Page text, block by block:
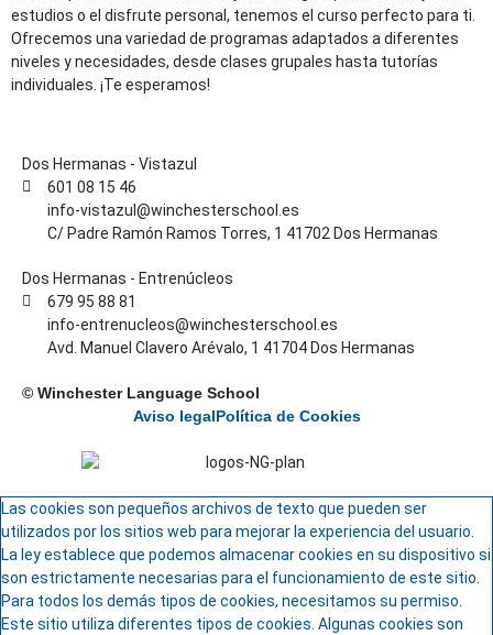
estudios o el disfrute personal, tenemos el curso perfecto para ti.
Ofrecemos una variedad de programas adaptados a diferentes
niveles y necesidades, desde clases grupales hasta tutorías
individuales. ¡Te esperamos!
Dos Hermanas - Vistazul
601 08 15 46
info-vistazul@winchesterschool.es
C/ Padre Ramón Ramos Torres, 1 41702 Dos Hermanas
Dos Hermanas - Entrenúcleos
679 95 88 81
info-entrenucleos@winchesterschool.es
Avd. Manuel Clavero Arévalo, 1 41704 Dos Hermanas
© Winchester Language School
Aviso legalPolítica de Cookies
Las cookies son pequeños archivos de texto que pueden ser
utilizados por los sitios web para mejorar la experiencia del usuario.
La ley establece que podemos almacenar cookies en su dispositivo si
son estrictamente necesarias para el funcionamiento de este sitio.
Para todos los demás tipos de cookies, necesitamos su permiso.
Este sitio utiliza diferentes tipos de cookies. Algunas cookies son